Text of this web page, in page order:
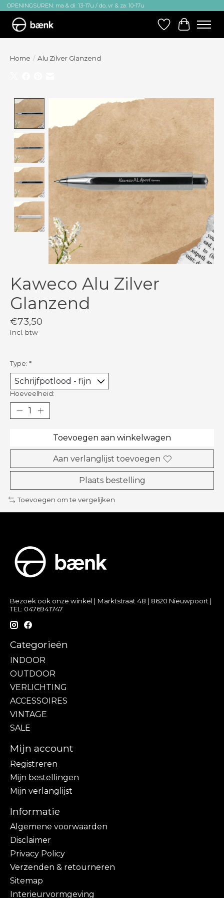
OPENINGSUREN: ma & di: 13-17u / do, vr & za: 10-17u
Verlanglijst
Home / Alu Zilver Glanzend
Product image slideshow Items
Kaweco Alu Zilver
Glanzend
€73,50
Incl. btw
Type: *
Hoeveelheid:
Toevoegen aan winkelwagen
Aan verlanglijst toevoegen
Plaats bestelling
Toevoegen om te vergelijken
Bezoek ook onze winkel | Marktstraat 48 | 8620 Nieuwpoort |
TEL: 0476941747
Categorieën
INDOOR
OUTDOOR
VERLICHTING
ACCESSOIRES
VINTAGE
SALE
Mijn account
Registreren
Mijn bestellingen
Mijn verlanglijst
Informatie
Algemene voorwaarden
Disclaimer
Privacy Policy
Verzenden & retourneren
Sitemap
Interieurvormgeving